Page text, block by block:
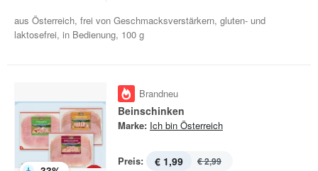
aus Österreich, frei von Geschmacksverstärkern, gluten- und
laktosefrei, in Bedienung, 100 g
Brandneu
Beinschinken
Marke: Ich bin Österreich
Preis: € 1,99 € 2,99